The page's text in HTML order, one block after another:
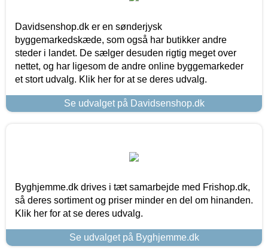
Davidsenshop.dk er en sønderjysk
byggemarkedskæde, som også har butikker andre
steder i landet. De sælger desuden rigtig meget over
nettet, og har ligesom de andre online byggemarkeder
et stort udvalg. Klik her for at se deres udvalg.
Se udvalget på Davidsenshop.dk
Byghjemme.dk drives i tæt samarbejde med Frishop.dk,
så deres sortiment og priser minder en del om hinanden.
Klik her for at se deres udvalg.
Se udvalget på Byghjemme.dk